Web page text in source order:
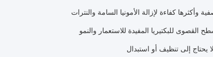
وأكثرها كفاءة لإزالة الأمونيا السامة والنترات
القصوى للبكتيريا المفيدة للاستعمار والنمو
يحتاج إلى تنظيف أو استبدال